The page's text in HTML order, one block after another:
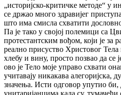
„историјско-критичке методе“ у
се држао много здравијег
што има смисла схватити
Па је тако у својој полемици са
протестантским вођом, који је за
реално присуство Христовог
хлебу и вину, просто позвао да се
ово је Тело моје управо схвати
учитавају никакава алегоријска,
значења. Исти одговор упутио би,
унитаријанцима када су,